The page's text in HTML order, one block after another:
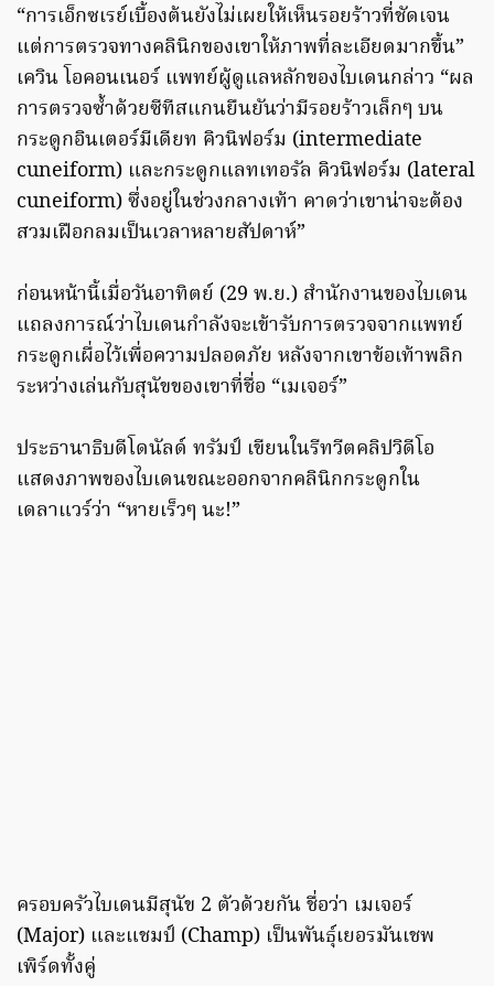
“การเอ็กซเรย์เบื้องต้นยังไม่เผยให้เห็นรอยร้าวที่ชัดเจน
แต่การตรวจทางคลินิกของเขาให้ภาพที่ละเอียดมากขึ้น”
เควิน โอคอนเนอร์ แพทย์ผู้ดูแลหลักของไบเดนกล่าว “ผล
การตรวจซ้ำด้วยซีทีสแกนยืนยันว่ามีรอยร้าวเล็กๆ บน
กระดูกอินเตอร์มีเดียท คิวนิฟอร์ม (intermediate
cuneiform) และกระดูกแลทเทอรัล คิวนิฟอร์ม (lateral
cuneiform) ซึ่งอยู่ในช่วงกลางเท้า คาดว่าเขาน่าจะต้อง
สวมเฝือกลมเป็นเวลาหลายสัปดาห์”
ก่อนหน้านี้เมื่อวันอาทิตย์ (29 พ.ย.) สำนักงานของไบเดน
แถลงการณ์ว่าไบเดนกำลังจะเข้ารับการตรวจจากแพทย์
กระดูกเผื่อไว้เพื่อความปลอดภัย หลังจากเขาข้อเท้าพลิก
ระหว่างเล่นกับสุนัขของเขาที่ชื่อ “เมเจอร์”
ประธานาธิบดีโดนัลด์ ทรัมป์ เขียนในรีทวีตคลิปวิดีโอ
แสดงภาพของไบเดนขณะออกจากคลินิกกระดูกใน
เดลาแวร์ว่า “หายเร็วๆ นะ!”
ครอบครัวไบเดนมีสุนัข 2 ตัวด้วยกัน ชื่อว่า เมเจอร์
(Major) และแชมป์ (Champ) เป็นพันธุ์เยอรมันเชพ
เพิร์ดทั้งคู่